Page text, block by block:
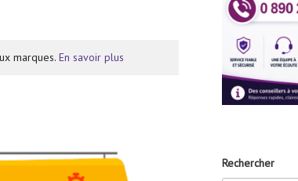
marques. En savoir plus
Rechercher